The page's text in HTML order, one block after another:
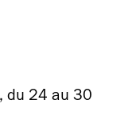
du 24 au 30